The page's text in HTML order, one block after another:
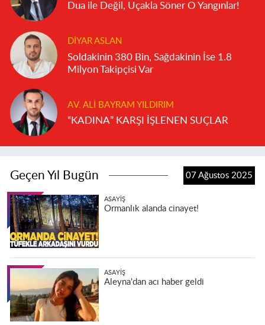
Dua ile Değil, Uçakla Söner O Yangınlar!
DIYAR ASLAN
Soldakinin 380 Bin, Sağdakinin İse 1.8
Milyon Takipçisi Var
AV. ALI BAYRAM YILDIRIM
“KADINA” KARŞI İŞLENEN SUÇLAR
Geçen Yıl Bugün 07 Ağustos 2025
ASAYIŞ
Ormanlık alanda cinayet!
ASAYIŞ
Aleyna'dan acı haber geldi